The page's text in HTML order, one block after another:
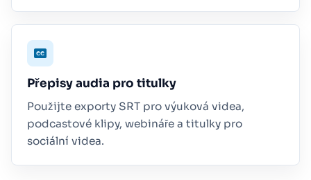
Přepisy audia pro titulky
Použijte exporty SRT pro výuková videa,
podcastové klipy, webináře a titulky pro
sociální videa.